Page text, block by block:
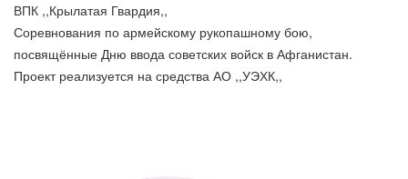
ВПК ,,Крылатая Гвардия,,
Соревнования по армейскому рукопашному бою,
посвящённые Дню ввода советских войск в Афганистан.
Проект реализуется на средства АО ,,УЭХК,,